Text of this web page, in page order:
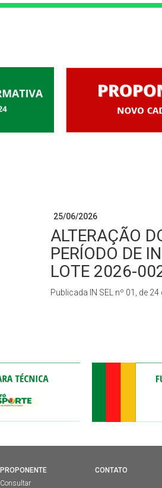
25/06/2026
ALTERAÇÃO
PERÍODO DE
LOTE 2026-
Publicada IN SEL nº 01, de
PROPONENTE
Consultar
CONTATO